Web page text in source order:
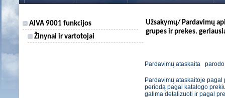
AIVA 9001 funkcijos
Žinynai ir vartotojai
Užsakymų/ Pardavimų
grupes ir prekes.
Pardavimų ataskaita
Pardavimų ataskaitoje
periodą pagal katalogo
galima detalizuoti ir pagal